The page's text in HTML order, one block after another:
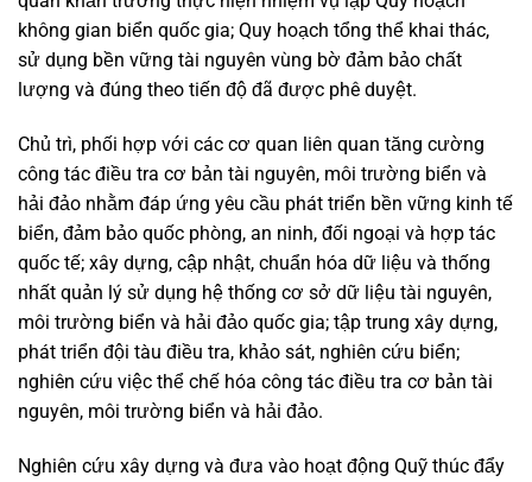
không gian biển quốc gia; Quy hoạch tổng thể khai thác,
sử dụng bền vững tài nguyên vùng bờ đảm bảo chất
lượng và đúng theo tiến độ đã được phê duyệt.
Chủ trì, phối hợp với các cơ quan liên quan tăng cường
công tác điều tra cơ bản tài nguyên, môi trường biển và
hải đảo nhằm đáp ứng yêu cầu phát triển bền vững kinh tế
biển, đảm bảo quốc phòng, an ninh, đối ngoại và hợp tác
quốc tế; xây dựng, cập nhật, chuẩn hóa dữ liệu và thống
nhất quản lý sử dụng hệ thống cơ sở dữ liệu tài nguyên,
môi trường biển và hải đảo quốc gia; tập trung xây dựng,
phát triển đội tàu điều tra, khảo sát, nghiên cứu biển;
nghiên cứu việc thể chế hóa công tác điều tra cơ bản tài
nguyên, môi trường biển và hải đảo.
Nghiên cứu xây dựng và đưa vào hoạt động Quỹ thúc đẩy